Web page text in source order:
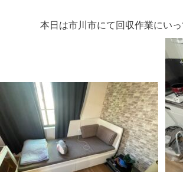
本日は市川市にて回収作業にいっ